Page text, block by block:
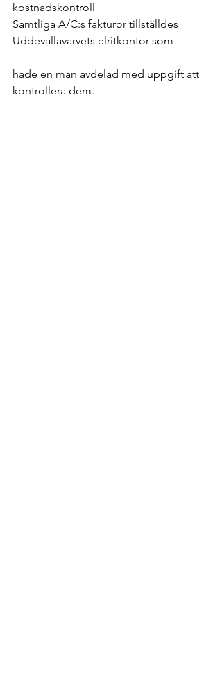
kostnadskontroll
Samtliga A/C:s fakturor tillställdes
Uddevallavarvets elritkontor som
hade en man avdelad med uppgift att
kontrollera dem.